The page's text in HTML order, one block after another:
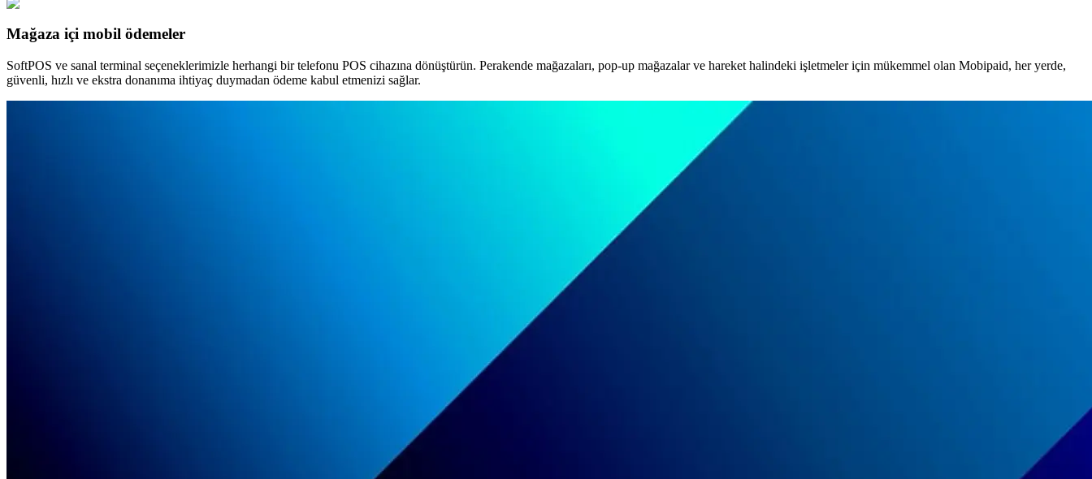
Mağaza içi mobil ödemeler
SoftPOS ve sanal terminal seçeneklerimizle herhangi bir telefonu POS cihazına dönüştürün. Perakende mağazaları, pop-up mağazalar ve hareket halindeki işletmeler için mükemmel olan Mobipaid, her yerde,
güvenli, hızlı ve ekstra donanıma ihtiyaç duymadan ödeme kabul etmenizi sağlar.